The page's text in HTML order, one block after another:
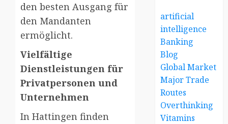
den besten Ausgang für
den Mandanten
ermöglicht.
Vielfältige
Dienstleistungen für
Privatpersonen und
Unternehmen
In Hattingen finden
artificial
intelligence
Banking
Blog
Global Market
Major Trade
Routes
Overthinking
Vitamins